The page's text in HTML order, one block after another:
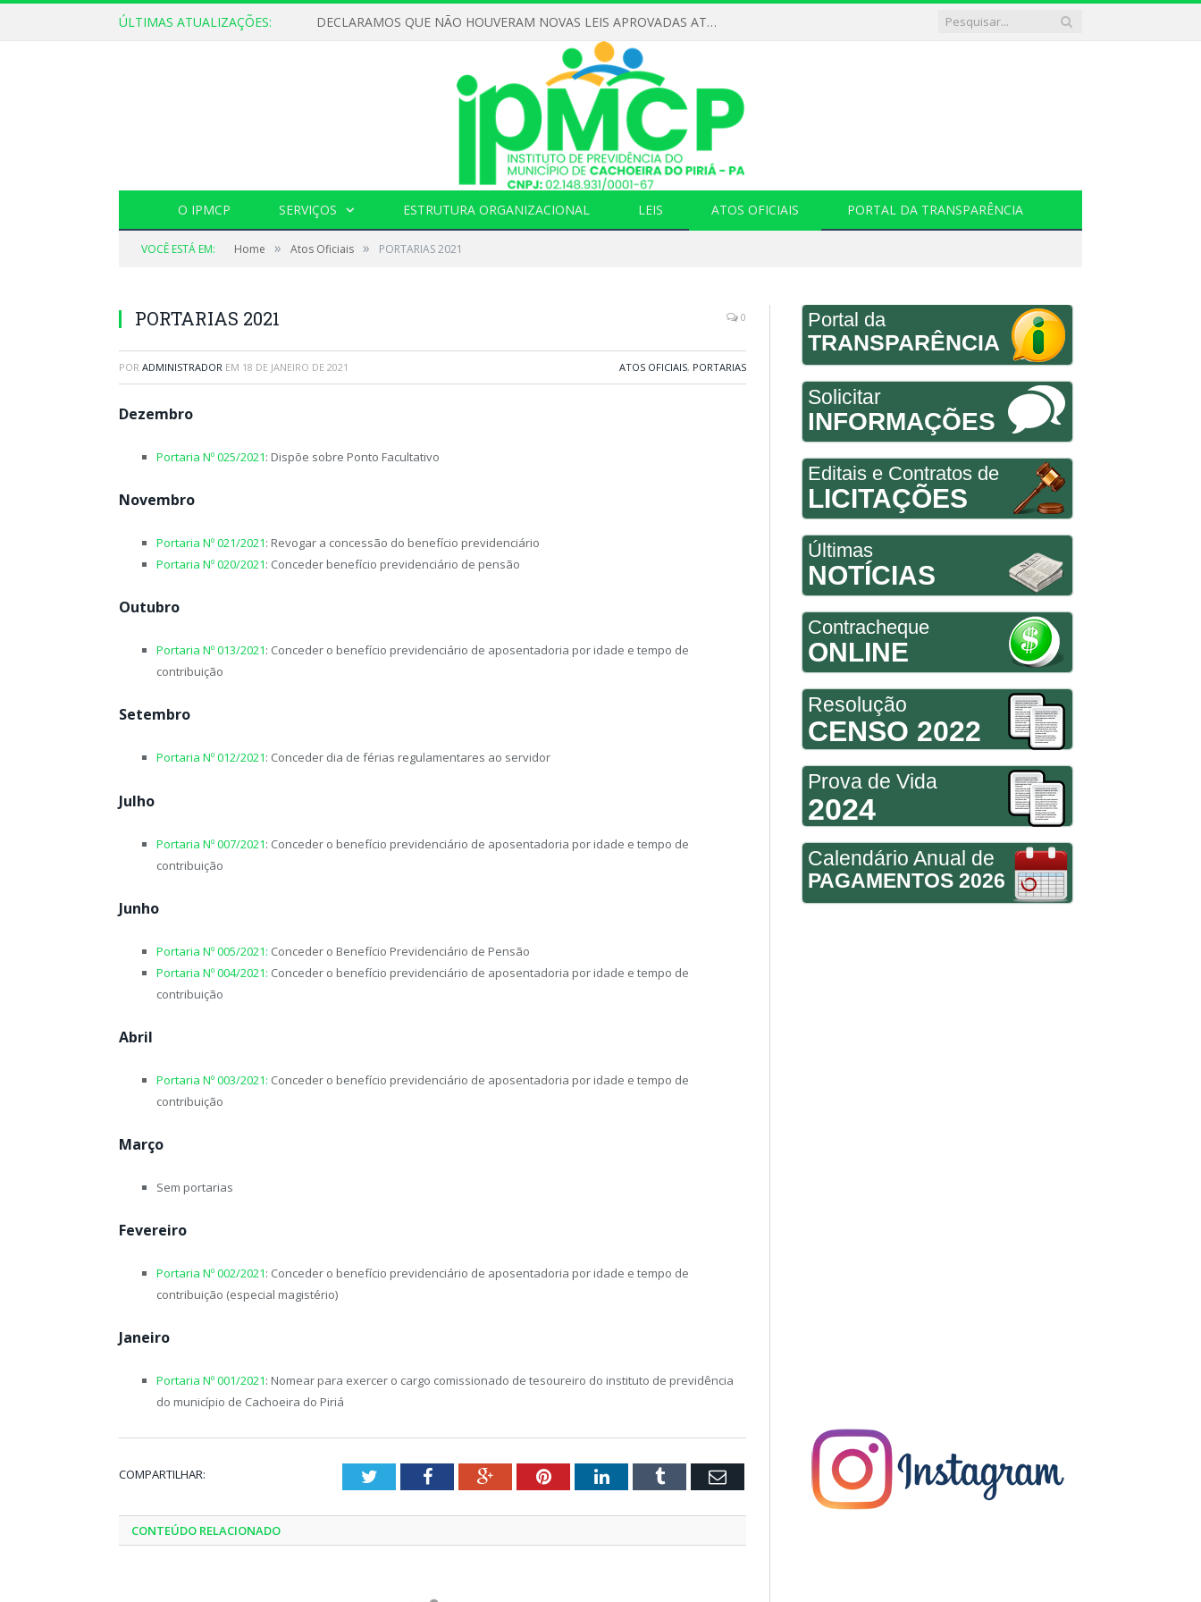
ÚLTIMAS ATUALIZAÇÕES: DECLARAMOS QUE NÃO HOUVERAM NOVAS LEIS APROVADAS ATÉ O MOMENTO PARA O INSTITUTO DE PREVIDÊNCIA NO ANO DE 2026
O IPMCP SERVIÇOS ESTRUTURA ORGANIZACIONAL LEIS ATOS OFICIAIS PORTAL DA TRANSPARÊNCIA
VOCÊ ESTÁ EM: Home » Atos Oficiais » PORTARIAS 2021
PORTARIAS 2021 0
POR ADMINISTRADOR EM 18 DE JANEIRO DE 2021 ATOS OFICIAIS, PORTARIAS
Dezembro
Portaria Nº 025/2021: Dispõe sobre Ponto Facultativo
Novembro
Portaria Nº 021/2021: Revogar a concessão do benefício previdenciário
Portaria Nº 020/2021: Conceder benefício previdenciário de pensão
Outubro
Portaria Nº 013/2021: Conceder o benefício previdenciário de aposentadoria por idade e tempo de
contribuição
Setembro
Portaria Nº 012/2021: Conceder dia de férias regulamentares ao servidor
Julho
Portaria Nº 007/2021: Conceder o benefício previdenciário de aposentadoria por idade e tempo de
contribuição
Junho
Portaria Nº 005/2021: Conceder o Benefício Previdenciário de Pensão
Portaria Nº 004/2021: Conceder o benefício previdenciário de aposentadoria por idade e tempo de
contribuição
Abril
Portaria Nº 003/2021: Conceder o benefício previdenciário de aposentadoria por idade e tempo de
contribuição
Março
Sem portarias
Fevereiro
Portaria Nº 002/2021: Conceder o benefício previdenciário de aposentadoria por idade e tempo de
contribuição (especial magistério)
Janeiro
Portaria Nº 001/2021: Nomear para exercer o cargo comissionado de tesoureiro do instituto de previdência
do município de Cachoeira do Piriá
COMPARTILHAR: TwitterFacebookGoogle+PinterestLinkedInTumblr Email
CONTEÚDO RELACIONADO
Portal da
TRANSPARÊNCIA
Solicitar
INFORMAÇÕES
Editais e Contratos de
LICITAÇÕES
Últimas
NOTÍCIAS
Contracheque
ONLINE
Resolução
CENSO 2022
Prova de Vida
2024
Calendário Anual de
PAGAMENTOS 2026